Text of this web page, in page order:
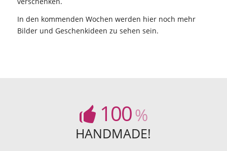
In den kommenden Wochen werden hier noch mehr
Bilder und Geschenkideen zu sehen sein.
100%
HANDMADE!